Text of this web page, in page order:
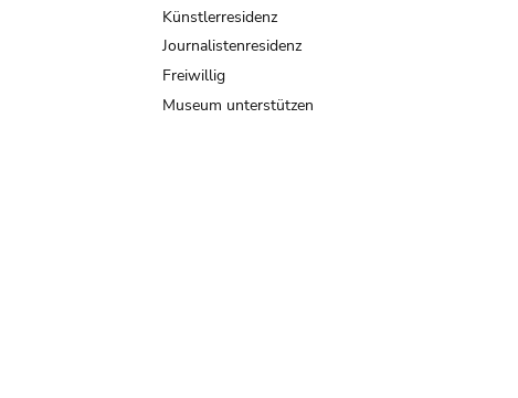
Künstlerresidenz
Journalistenresidenz
Freiwillig
Museum unterstützen